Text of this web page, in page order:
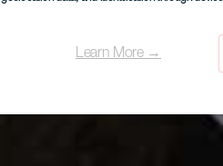
Learn More →